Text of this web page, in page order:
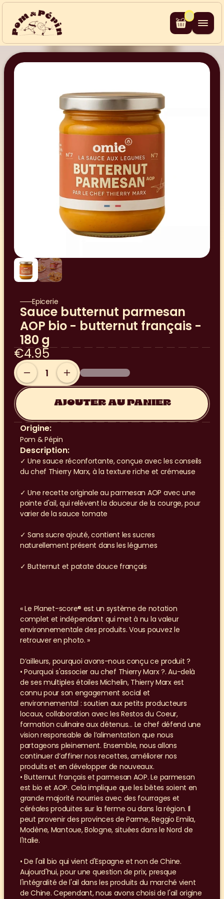
Epicerie
Sauce butternut parmesan
AOP bio - butternut français -
180 g
€4.95
AJOUTER AU PANIER
Origine:
Pom & Pépin
Description:
✓ Une sauce réconfortante, conçue avec les conseils
du chef Thierry Marx, à la texture riche et crémeuse
✓ Une recette originale au parmesan AOP avec une
pointe d'ail, qui relèvent la douceur de la courge, pour
varier de la sauce tomate
✓ Sans sucre ajouté, contient les sucres
naturellement présent dans les légumes
✓ Butternut et patate douce français
« Le Planet-score® est un système de notation
complet et indépendant qui met à nu la valeur
environnementale des produits. Vous pouvez le
retrouver en photo. »
D’ailleurs, pourquoi avons-nous conçu ce produit ?
• Pourquoi s'associer au chef Thierry Marx ?. Au-delà
de ses multiples étoiles Michelin, Thierry Marx est
connu pour son engagement social et
environnemental : soutien aux petits producteurs
locaux, collaboration avec les Restos du Coeur,
formation culinaire aux détenus… Le chef défend une
vision responsable de l’alimentation que nous
partageons pleinement. Ensemble, nous allons
continuer d’affiner nos recettes, améliorer nos
produits et en développer de nouveaux.
• Butternut français et parmesan AOP. Le parmesan
est bio et AOP. Cela implique que les bêtes soient en
grande majorité nourries avec des fourrages et
céréales produites sur la ferme ou dans la région. Il
peut provenir des provinces de Parme, Reggio Emila,
Modène, Mantoue, Bologne, situées dans le Nord de
l'Italie.
• De l'ail bio qui vient d'Espagne et non de Chine.
Aujourd'hui, pour une question de prix, presque
l'intégralité de l'ail dans les produits du marché vient
de Chine. Cependant, nous avons choisi de l'ail origine